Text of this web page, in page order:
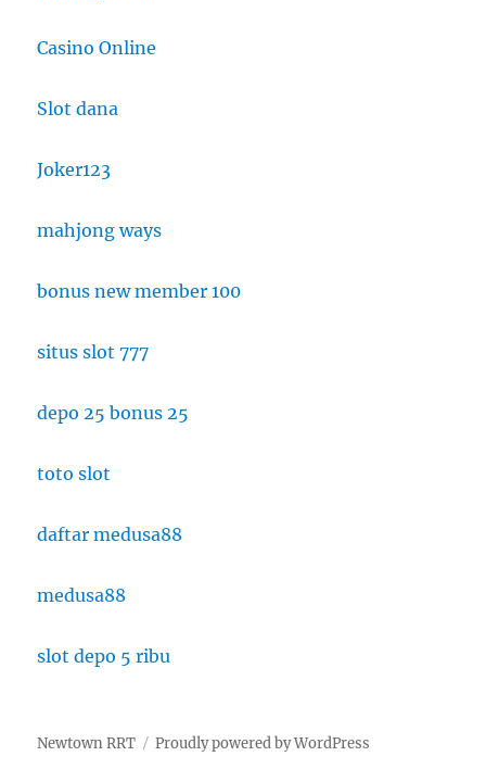
Casino Online
Slot dana
Joker123
mahjong ways
bonus new member 100
situs slot 777
depo 25 bonus 25
toto slot
daftar medusa88
medusa88
slot depo 5 ribu
Newtown RRT Proudly powered by WordPress